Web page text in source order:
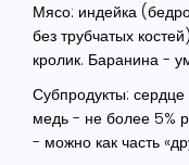
Мясо: индейка
без трубчатых
кролик. Баранина -
Субпродукты:
медь - не более 5%
- можно как часть